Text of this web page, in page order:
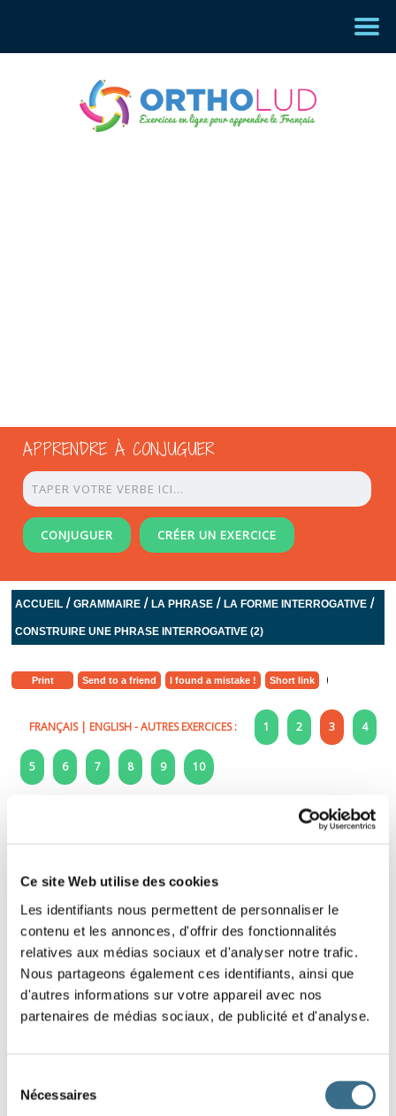
Ce site Web utilise des cookies
Les identifiants nous permettent de personnaliser le
contenu et les annonces, d'offrir des fonctionnalités
relatives aux médias sociaux et d'analyser notre trafic.
Nous partageons également ces identifiants, ainsi que
d'autres informations sur votre appareil avec nos
partenaires de médias sociaux, de publicité et d'analyse.
Nécessaires
APPRENDRE À CONJUGUER
CONJUGUER CRÉER UN EXERCICE
ACCUEIL /GRAMMAIRE /LA PHRASE /LA FORME INTERROGATIVE /
CONSTRUIRE UNE PHRASE INTERROGATIVE (2)
Print Send to a friend I found a mistake ! Short link
FRANÇAIS| ENGLISH- AUTRES EXERCICES : 1 2 3 4
5 6 7 8 9 10
3 - Put the interrogative sentence back in
sentence. (Click-and-drag game)
Be careful of the capital letter at the beginning of the sentence,
and the question mark at the end of the sentence.
réunion t Quand la elle - aura